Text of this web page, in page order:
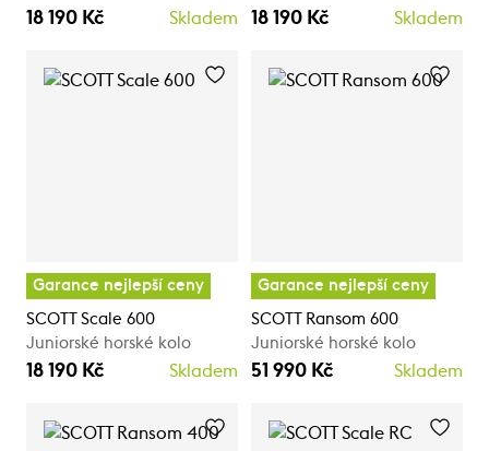
18 190 Kč Skladem 18 190 Kč Skladem
Garance nejlepší ceny
SCOTT Scale 600
Juniorské horské kolo
18 190 Kč Skladem
Garance nejlepší ceny
SCOTT Ransom 600
Juniorské horské kolo
51 990 Kč Skladem